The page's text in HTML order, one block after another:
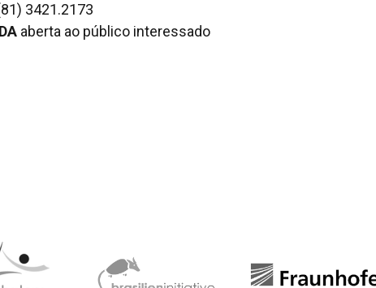
3421.2173
aberta ao público interessado